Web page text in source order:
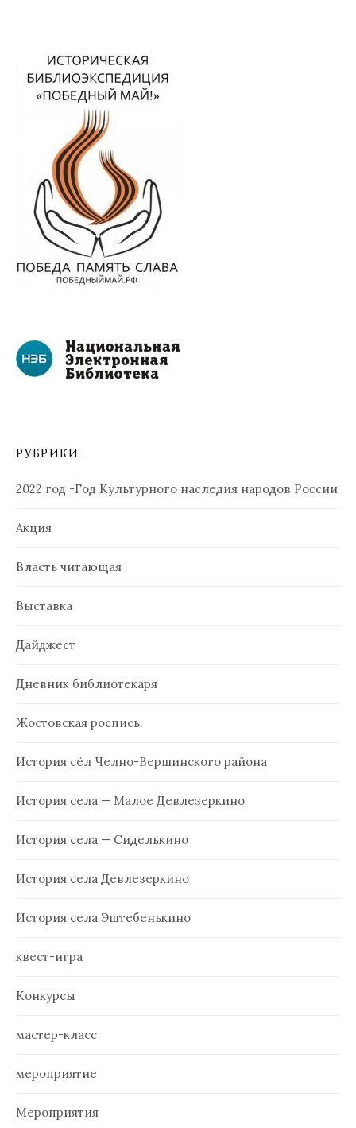
РУБРИКИ
2022 год -Год Культурного наследия народов России
Акция
Власть читающая
Выставка
Дайджест
Дневник библиотекаря
Жостовская роспись.
История сёл Челно-Вершинского района
История села — Малое Девлезеркино
История села — Сиделькино
История села Девлезеркино
История села Эштебенькино
квест-игра
Конкурсы
мастер-класс
мероприятие
Мероприятия